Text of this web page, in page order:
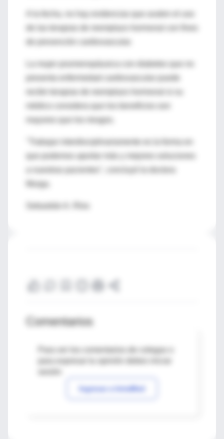
de las terapias de reemplazo hormonal con fines
recibir terapias de reemplazo hormonal si su
mayores que los riesgos.
que podemos aportar más y mejores soluciones
Murga.
Comentarios
Para ver los comentarios de colegas o
Ingresar a IntraMed